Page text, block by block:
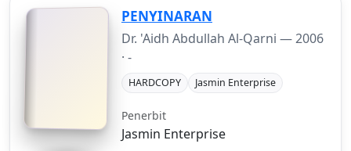
PENYINARAN
Dr. 'Aidh Abdullah Al-Qarni —2006
· -
HARDCOPY Jasmin Enterprise
Penerbit
Jasmin Enterprise